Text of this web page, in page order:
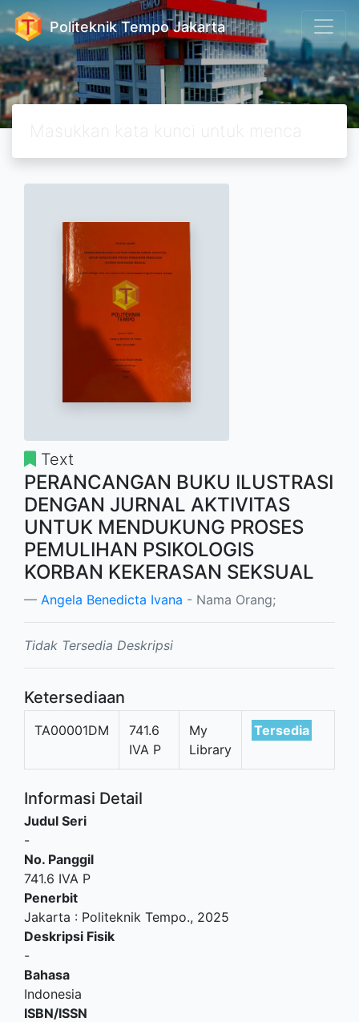
Politeknik Tempo Jakarta
Text
PERANCANGAN BUKU ILUSTRASI
DENGAN JURNAL AKTIVITAS
UNTUK MENDUKUNG PROSES
PEMULIHAN PSIKOLOGIS
KORBAN KEKERASAN SEKSUAL
Angela Benedicta Ivana - Nama Orang;
Tidak Tersedia Deskripsi
Ketersediaan
TA00001DM
741.6
IVA P
My
Library
Tersedia
Informasi Detail
Judul Seri
-
No. Panggil
741.6 IVA P
Penerbit
Jakarta : Politeknik Tempo., 2025
Deskripsi Fisik
-
Bahasa
Indonesia
ISBN/ISSN